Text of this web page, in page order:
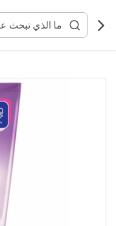
المحتوى
انتقل